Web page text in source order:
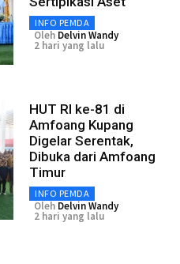
INFO PEMDA
Oleh Delvin Wandy
2 hari yang lalu
HUT RI ke-81 di
Amfoang Kupang
Digelar Serentak,
Dibuka dari Amfoang
Timur
INFO PEMDA
Oleh Delvin Wandy
2 hari yang lalu